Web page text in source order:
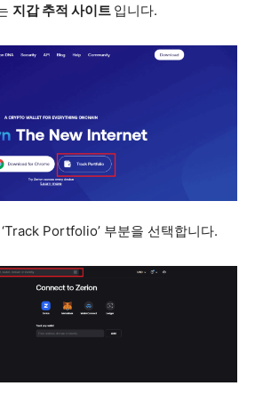
지갑 추적 사이트 입니다.
Portfolio’ 부분을 선택합니다.